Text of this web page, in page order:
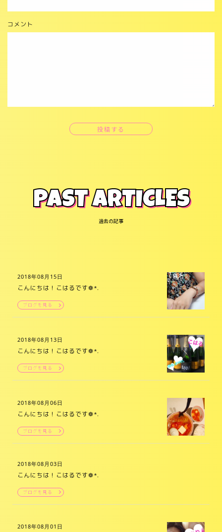
コメント
投稿する
PAST ARTICLES
過去の記事
2018年08月15日
こんにちは！こはるです❁*.
ブログを見る
2018年08月13日
こんにちは！こはるです❁*.
ブログを見る
2018年08月06日
こんにちは！こはるです❁*.
ブログを見る
2018年08月03日
こんにちは！こはるです❁*.
ブログを見る
2018年08月01日